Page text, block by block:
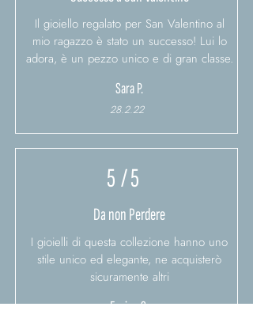
Il gioiello regalato per San Valentino al
mio ragazzo è stato un successo! Lui lo
adora, è un pezzo unico e di gran classe.
Sara P.
28.2.22
5/ 5
Da non Perdere
I gioielli di questa collezione hanno uno
stile unico ed elegante, ne acquisterò
sicuramente altri
Enrico S.